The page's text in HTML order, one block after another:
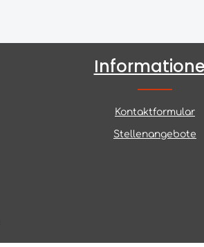
Kontaktformular
Stellenangebote